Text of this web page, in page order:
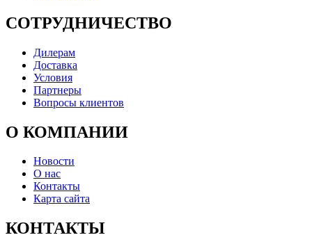
СОТРУДНИЧЕСТВО
Дилерам
Доставка
Условия
Партнеры
Вопросы клиентов
О КОМПАНИИ
Новости
О нас
Контакты
Карта сайта
КОНТАКТЫ